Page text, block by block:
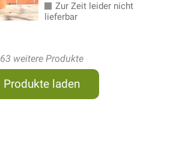
Zur Zeit leider nicht
lieferbar
63 weitere Produkte
Produkte laden